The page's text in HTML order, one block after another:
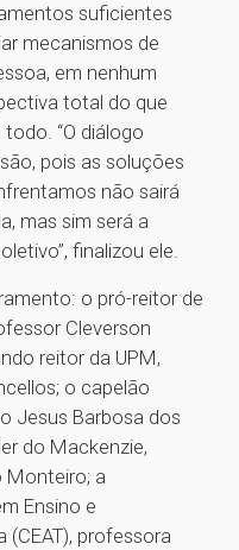
suficientes
mecanismos de
em nenhum
total do que
“O diálogo
pois as soluções
não sairá
mas sim será a
finalizou ele.
o pró-reitor de
Cleverson
reitor da UPM,
o capelão
Jesus Barbosa dos
do Mackenzie,
Monteiro; a
Ensino e
(CEAT), professora